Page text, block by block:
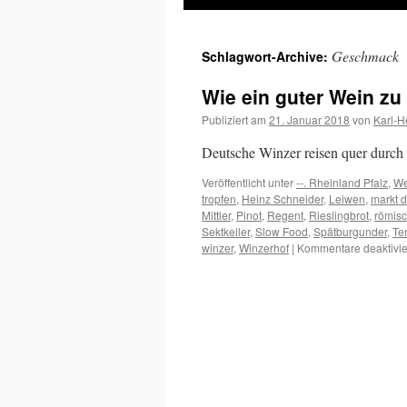
springen
Schlagwort-Archive: Geschmack
Wie ein guter Wein
Publiziert am 21. Januar 2018 von Karl-
Deutsche Winzer reisen quer
Veröffentlicht unter--. Rheinland Pfalz,
tropfen, Heinz Schneider, Leiwen, markt
Mittler, Pinot, Regent, Rieslingbrot,
Sektkeller, Slow Food, Spätburgunder,
winzer, Winzerhof | Kommentare